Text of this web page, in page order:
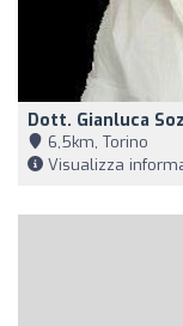
Dott. Gianluca
6,5km, Torino
Visualizza